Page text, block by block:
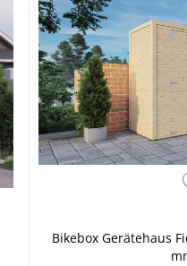
Bikebox Gerätehaus